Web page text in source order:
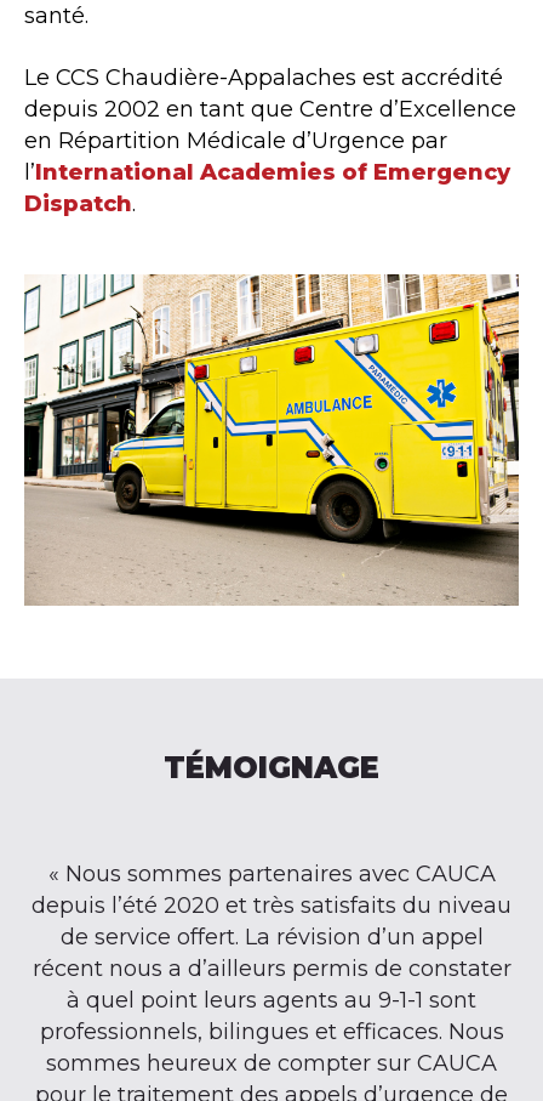
santé.
Le CCS Chaudière-Appalaches est accrédité
depuis 2002 en tant que Centre d’Excellence
en Répartition Médicale d’Urgence par
l’International Academies of Emergency
Dispatch.
TÉMOIGNAGE
« Nous sommes partenaires avec CAUCA
depuis l’été 2020 et très satisfaits du niveau
de service offert. La révision d’un appel
récent nous a d’ailleurs permis de constater
à quel point leurs agents au 9-1-1 sont
professionnels, bilingues et efficaces. Nous
sommes heureux de compter sur CAUCA
pour le traitement des appels d’urgence de